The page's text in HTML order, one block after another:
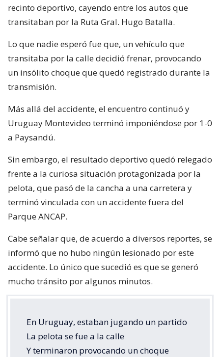
recinto deportivo, cayendo entre los autos que
transitaban por la Ruta Gral. Hugo Batalla.
Lo que nadie esperó fue que, un vehículo que
transitaba por la calle decidió frenar, provocando
un insólito choque que quedó registrado durante la
transmisión.
Más allá del accidente, el encuentro continuó y
Uruguay Montevideo terminó imponiéndose por 1-0
a Paysandú.
Sin embargo, el resultado deportivo quedó relegado
frente a la curiosa situación protagonizada por la
pelota, que pasó de la cancha a una carretera y
terminó vinculada con un accidente fuera del
Parque ANCAP.
Cabe señalar que, de acuerdo a diversos reportes, se
informó que no hubo ningún lesionado por este
accidente. Lo único que sucedió es que se generó
mucho tránsito por algunos minutos.
En Uruguay, estaban jugando un partido
La pelota se fue a la calle
Y terminaron provocando un choque